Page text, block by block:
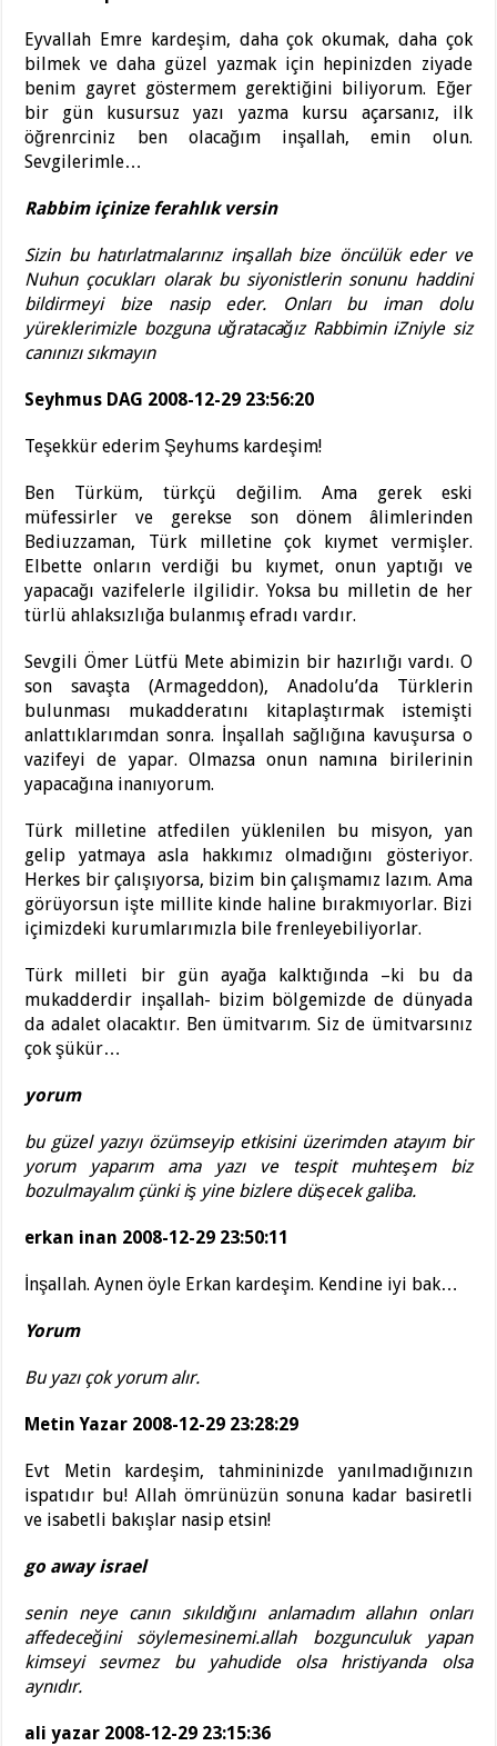
Eyvallah Emre kardeşim, daha çok okumak, daha çok
bilmek ve daha güzel yazmak için hepinizden ziyade
benim gayret göstermem gerektiğini biliyorum. Eğer
bir gün kusursuz yazı yazma kursu açarsanız, ilk
öğrenrciniz ben olacağım inşallah, emin olun.
Sevgilerimle…
Rabbim içinize ferahlık versin
Sizin bu hatırlatmalarınız inşallah bize öncülük eder ve
Nuhun çocukları olarak bu siyonistlerin sonunu haddini
bildirmeyi bize nasip eder. Onları bu iman dolu
yüreklerimizle bozguna uğratacağız Rabbimin iZniyle siz
canınızı sıkmayın
Seyhmus DAG 2008-12-29 23:56:20
Teşekkür ederim Şeyhums kardeşim!
Ben Türküm, türkçü değilim. Ama gerek eski
müfessirler ve gerekse son dönem âlimlerinden
Bediuzzaman, Türk milletine çok kıymet vermişler.
Elbette onların verdiği bu kıymet, onun yaptığı ve
yapacağı vazifelerle ilgilidir. Yoksa bu milletin de her
türlü ahlaksızlığa bulanmış efradı vardır.
Sevgili Ömer Lütfü Mete abimizin bir hazırlığı vardı. O
son savaşta (Armageddon), Anadolu’da Türklerin
bulunması mukadderatını kitaplaştırmak istemişti
anlattıklarımdan sonra. İnşallah sağlığına kavuşursa o
vazifeyi de yapar. Olmazsa onun namına birilerinin
yapacağına inanıyorum.
Türk milletine atfedilen yüklenilen bu misyon, yan
gelip yatmaya asla hakkımız olmadığını gösteriyor.
Herkes bir çalışıyorsa, bizim bin çalışmamız lazım. Ama
görüyorsun işte millite kinde haline bırakmıyorlar. Bizi
içimizdeki kurumlarımızla bile frenleyebiliyorlar.
Türk milleti bir gün ayağa kalktığında –ki bu da
mukadderdir inşallah- bizim bölgemizde de dünyada
da adalet olacaktır. Ben ümitvarım. Siz de ümitvarsınız
çok şükür…
yorum
bu güzel yazıyı özümseyip etkisini üzerimden atayım bir
yorum yaparım ama yazı ve tespit muhteşem biz
bozulmayalım çünki iş yine bizlere düşecek galiba.
erkan inan 2008-12-29 23:50:11
İnşallah. Aynen öyle Erkan kardeşim. Kendine iyi bak…
Yorum
Bu yazı çok yorum alır.
Metin Yazar 2008-12-29 23:28:29
Evt Metin kardeşim, tahmininizde yanılmadığınızın
ispatıdır bu! Allah ömrünüzün sonuna kadar basiretli
ve isabetli bakışlar nasip etsin!
go away israel
senin neye canın sıkıldığını anlamadım allahın onları
affedeceğini söylemesinemi.allah bozgunculuk yapan
kimseyi sevmez bu yahudide olsa hristiyanda olsa
aynıdır.
ali yazar 2008-12-29 23:15:36